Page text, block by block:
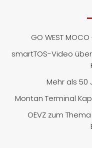
GO WEST
smartTOS-Video
Mehr als 50
Montan Terminal
OEVZ zum